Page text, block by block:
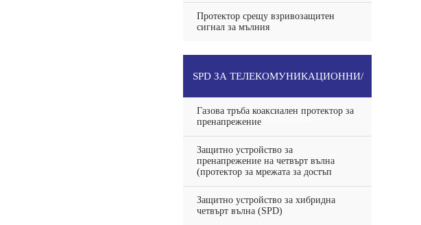
Протектор срещу взривозащитен
сигнал за мълния
SPD ЗА ТЕЛЕКОМУНИКАЦИОННИ/
АНТЕННИ ПРОТЕКТОРИ
Газова тръба коаксиален протектор за
пренапрежение
Защитно устройство за
пренапрежение на четвърт вълна
(протектор за мрежата за достъп
Защитно устройство за хибридна
четвърт вълна (SPD)